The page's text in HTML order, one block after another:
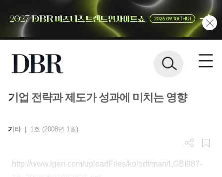
기업 전략과 제도가 성과에 미치는 영향
기타 1호 (2008년 1월)
http://www.lgeri.com/uploadFiles/ko/pdf/man/LGBI987-